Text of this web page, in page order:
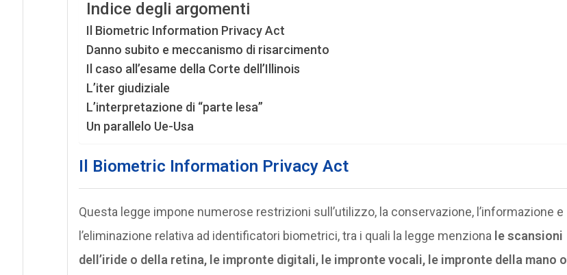
Indice degli argomenti
Il Biometric Information Privacy Act
Danno subito e meccanismo di risarcimento
Il caso all’esame della Corte dell’Illinois
L’iter giudiziale
L’interpretazione di “parte lesa”
Un parallelo Ue-Usa
Il Biometric Information Privacy Act
Questa legge impone numerose restrizioni sull’utilizzo, la conservazione, l’informazione e
l’eliminazione relativa ad identificatori biometrici, tra i quali la legge menziona le scansioni
dell’iride o della retina, le impronte digitali, le impronte vocali, le impronte della mano o